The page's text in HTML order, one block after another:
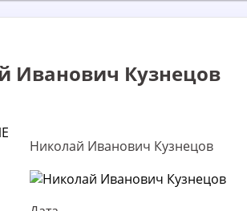
Иванович Кузнецов
Николай Иванович Кузнецов